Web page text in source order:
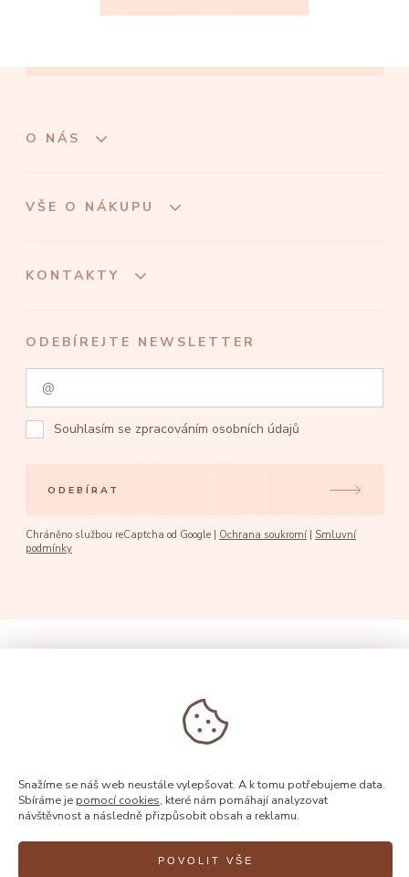
O NÁS
VŠE O NÁKUPU
KONTAKTY
ODEBÍREJTE NEWSLETTER
Souhlasím se zpracováním osobních údajů
ODEBÍRAT
Chráněno službou reCaptcha od Google | Ochrana soukromí
Smluvní
podmínky
Snažíme se náš web neustále vylepšovat. A k tomu potřebujeme data.
Sbíráme je pomocí cookies, které nám pomáhají analyzovat
návštěvnost a následně přizpůsobit obsah a reklamu.
POVOLIT VŠE